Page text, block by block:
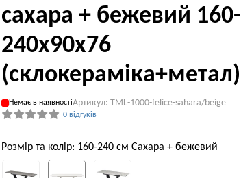
сахара + бежевий 160-
240x90x76
(склокераміка+метал)
Немає в наявностіАртикул: TML-1000-felice-sahara/beige
0 відгуків
Розмір та колір: 160-240 см Сахара + бежевий